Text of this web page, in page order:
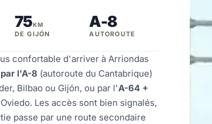
75KM
DE GIJÓN
A-8
AUTOROUTE
confortable d'arriver à Arriondas
l'A-8 (autoroute du Cantabrique)
Bilbao ou Gijón, ou par l'A-64 +
Les accès sont bien signalés,
passe par une route secondaire